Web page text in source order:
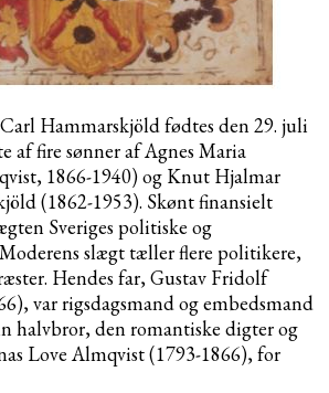
Hammarskjöld fødtes den 29. juli
af fire sønner af Agnes Maria
1866-1940) og Knut Hjalmar
(1862-1953). Skønt finansielt
Sveriges politiske og
slægt tæller flere politikere,
Hendes far, Gustav Fridolf
var rigsdagsmand og embedsmand
halvbror, den romantiske digter og
Love Almqvist (1793-1866), for